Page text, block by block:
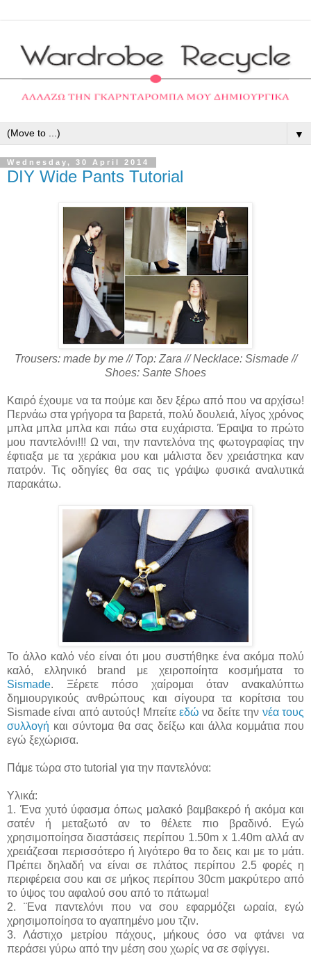
▼
Wednesday, 30 April 2014
DIY Wide Pants Tutorial
Trousers: made by me // Top: Zara // Necklace: Sismade //
Shoes: Sante Shoes
Καιρό έχουμε να τα πούμε και δεν ξέρω από που να αρχίσω!
Περνάω στα γρήγορα τα βαρετά, πολύ δουλειά, λίγος χρόνος
μπλα μπλα μπλα και πάω στα ευχάριστα. Έραψα το πρώτο
μου παντελόνι!!! Ω ναι, την παντελόνα της φωτογραφίας την
έφτιαξα με τα χεράκια μου και μάλιστα δεν χρειάστηκα καν
πατρόν. Τις οδηγίες θα σας τις γράψω φυσικά αναλυτικά
παρακάτω.
Το άλλο καλό νέο είναι ότι μου συστήθηκε ένα ακόμα πολύ
καλό, ελληνικό brand με χειροποίητα κοσμήματα το
Sismade. Ξέρετε πόσο χαίρομαι όταν ανακαλύπτω
δημιουργικούς ανθρώπους και σίγουρα τα κορίτσια του
Sismade είναι από αυτούς! Μπείτε εδώ να δείτε την νέα τους
συλλογή και σύντομα θα σας δείξω και άλλα κομμάτια που
εγώ ξεχώρισα.
Πάμε τώρα στο tutorial για την παντελόνα:
Υλικά:
1. Ένα χυτό ύφασμα όπως μαλακό βαμβακερό ή ακόμα και
σατέν ή μεταξωτό αν το θέλετε πιο βραδινό. Εγώ
χρησιμοποίησα διαστάσεις περίπου 1.50m x 1.40m αλλά αν
χρειάζεσαι περισσότερο ή λιγότερο θα το δεις και με το μάτι.
Πρέπει δηλαδή να είναι σε πλάτος περίπου 2.5 φορές η
περιφέρεια σου και σε μήκος περίπου 30cm μακρύτερο από
το ύψος του αφαλού σου από το πάτωμα!
2. ¨Ενα παντελόνι που να σου εφαρμόζει ωραία, εγώ
χρησιμοποίησα το αγαπημένο μου τζιν.
3. Λάστιχο μετρίου πάχους, μήκους όσο να φτάνει να
περάσει γύρω από την μέση σου χωρίς να σε σφίγγει.